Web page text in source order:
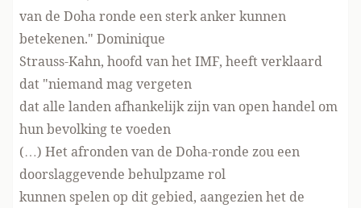
van de Doha ronde een sterk anker kunnen
betekenen." Dominique
Strauss-Kahn, hoofd van het IMF, heeft verklaard
dat "niemand mag vergeten
dat alle landen afhankelijk zijn van open handel om
hun bevolking te voeden
(…) Het afronden van de Doha-ronde zou een
doorslaggevende behulpzame rol
kunnen spelen op dit gebied, aangezien het de